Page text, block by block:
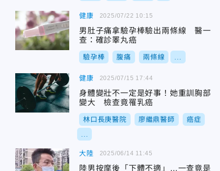
健康
男肚子痛拿驗孕棒驗出兩條線 醫一
查：確診睪丸癌
驗孕棒 腹痛 兩條線
2025/07/22 10:15
健康
身體變壯不一定是好事！她重訓胸部
變大 檢查竟罹乳癌
林口長庚醫院 廖繼鼎醫師 癌症
2025/07/15 17:44
大陸
陸男按摩後「下體不適」…一查竟是
2025/06/14 11:45